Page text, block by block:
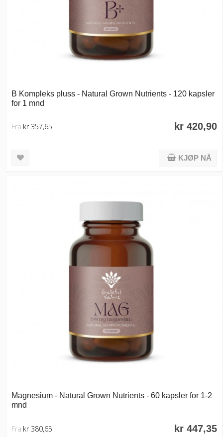
B Kompleks pluss - Natural Grown Nutrients - 120 kapsler
for 1 mnd
kr 420,90
Fra kr 357,65
KJØP NÅ
Magnesium - Natural Grown Nutrients - 60 kapsler for 1-2
mnd
kr 447,35
Fra kr 380,65